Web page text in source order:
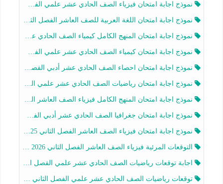
نموذج اجابة امتحان فيزياء الصف الحادي عشر علمي الفصل الثاني 2025-2026
نموذج اجابة امتحان اللغة العربية للصف العاشر الفصل الثاني 2025-2026
نموذج اجابة امتحان المنهج الكامل كيمياء الصف الحادي عشر علمي الفصل الثاني 2025-2026
نموذج اجابة امتحان كيمياء الصف الحادي عشر علمي الفصل الثاني 2025-2026
نموذج اجابة امتحان احصاء الصف الحادي عشر أدبي الفصل الثاني 2025-2026
نموذج اجابة امتحان رياضيات الصف الحادي عشر علمي الفصل الثاني 2025-2026
نموذج اجابة امتحان المنهج الكامل فيزياء الصف العاشر الفصل الثاني 2025-2026
نموذج اجابة امتحان جغرافيا الصف الحادي عشر أدبي الفصل الثاني 2025-2026
نموذج اجابة امتحان فيزياء الصف العاشر الفصل الثاني 2025-2026
التوقعات المرئية فيزياء الصف العاشر الفصل الثاني 2026 أ هيثم الليثي
اجابة توقعات رياضيات الصف الحادي عشر علمي الفصل الثاني 2025-2026 أ عمرو فايز
توقعات رياضيات الصف الحادي عشر علمي الفصل الثاني 2025-2026 أ عمرو فايز